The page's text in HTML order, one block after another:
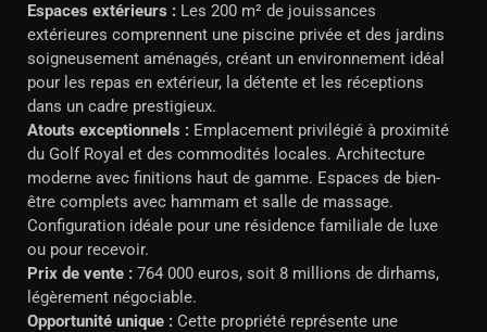
Espaces extérieurs : Les 200 m² de jouissances
extérieures comprennent une piscine privée et des jardins
soigneusement aménagés, créant un environnement idéal
pour les repas en extérieur, la détente et les réceptions
dans un cadre prestigieux.
Atouts exceptionnels : Emplacement privilégié à proximité
du Golf Royal et des commodités locales. Architecture
moderne avec finitions haut de gamme. Espaces de bien-
être complets avec hammam et salle de massage.
Configuration idéale pour une résidence familiale de luxe
ou pour recevoir.
Prix de vente : 764 000 euros, soit 8 millions de dirhams,
légèrement négociable.
Opportunité unique : Cette propriété représente une